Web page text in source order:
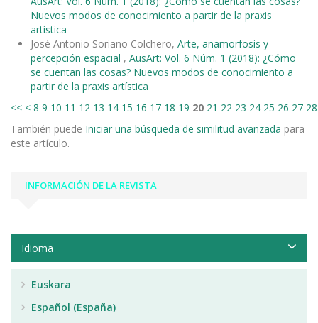
Nuevos modos de conocimiento a partir de la praxis
artística
José Antonio Soriano Colchero, Arte, anamorfosis y
percepción espacial , AusArt: Vol. 6 Núm. 1 (2018): ¿Cómo
se cuentan las cosas? Nuevos modos de conocimiento a
partir de la praxis artística
<< < 8 9 10 11 12 13 14 15 16 17 18 19 20 21 22 23 24 25 26 27 28
También puede Iniciar una búsqueda de similitud avanzada para
este artículo.
INFORMACIÓN DE LA REVISTA
Idioma
Euskara
Español (España)